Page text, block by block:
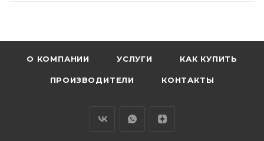
О КОМПАНИИ УСЛУГИ КАК КУПИТЬ
ПРОИЗВОДИТЕЛИ КОНТАКТЫ